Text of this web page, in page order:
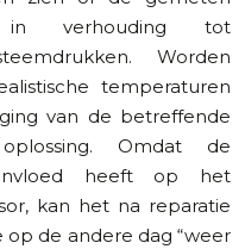
verhouding tot
Worden
temperaturen
van de betreffende
Omdat de
invloed heeft op het
kan het na reparatie
op de andere dag “weer